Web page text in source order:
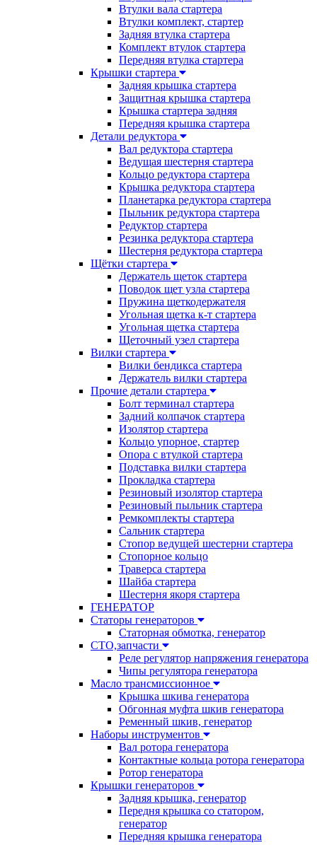
Втулки вала стартера
Втулки комплект, стартер
Задняя втулка стартера
Комплект втулок стартера
Передняя втулка стартера
Крышки стартера
Задняя крышка стартера
Защитная крышка стартера
Крышка стартера задняя
Передняя крышка стартера
Детали редуктора
Вал редуктора стартера
Ведущая шестерня стартера
Кольцо редуктора стартера
Крышка редуктора стартера
Планетарка редуктора стартера
Пыльник редуктора стартера
Редуктор стартера
Резинка редуктора стартера
Шестерня редуктора стартера
Щётки стартера
Держатель щеток стартера
Поводок щет узла стартера
Пружина щеткодержателя
Угольная щетка к-т стартера
Угольная щетка стартера
Щеточный узел стартера
Вилки стартера
Вилки бендикса стартера
Держатель вилки стартера
Прочие детали стартера
Болт терминал стартера
Задний колпачок стартера
Изолятор стартера
Кольцо упорное, стартер
Опора с втулкой стартера
Подставка вилки стартера
Прокладка стартера
Резиновый изолятор стартера
Резиновый пыльник стартера
Ремкомплекты стартера
Сальник стартера
Стопор ведущей шестерни стартера
Стопорное кольцо
Траверса стартера
Шайба стартера
Шестерня якоря стартера
ГЕНЕРАТОР
Статоры генераторов
Статорная обмотка, генератор
СТО,запчасти
Реле регулятор напряжения генератора
Чипы регулятора генератора
Масло трансмиссионное
Крышка шкива генератора
Обгонная муфта шкив генератора
Ременный шкив, генератор
Наборы инструментов
Вал ротора генератора
Контактные кольца ротора генератора
Ротор генератора
Крышки генераторов
Задняя крышка, генератор
Передня крышка со статором,
генератор
Передняя крышка генератора